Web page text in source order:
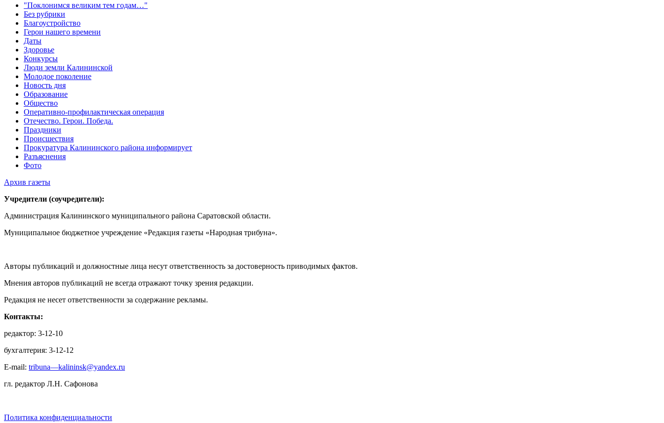
"Поклонимся великим тем годам…"
Без рубрики
Благоустройство
Герои нашего времени
Даты
Здоровье
Конкурсы
Люди земли Калининской
Молодое поколение
Новость дня
Образование
Общество
Оперативно-профилактическая операция
Отечество. Герои. Победа.
Праздники
Происшествия
Прокуратура Калининского района информирует
Разъяснения
Фото
Архив газеты
Учредители (соучредители):
Администрация Калининского муниципального района Саратовской области.
Муниципальное бюджетное учреждение «Редакция газеты «Народная трибуна».
Авторы публикаций и должностные лица несут ответственность за достоверность приводимых фактов.
Мнения авторов публикаций не всегда отражают точку зрения редакции.
Редакция не несет ответственности за содержание рекламы.
Контакты:
редактор: 3-12-10
бухгалтерия: 3-12-12
E-mail: tribuna—kalininsk@yandex.ru
гл. редактор Л.Н. Сафонова
Политика конфиденциальности